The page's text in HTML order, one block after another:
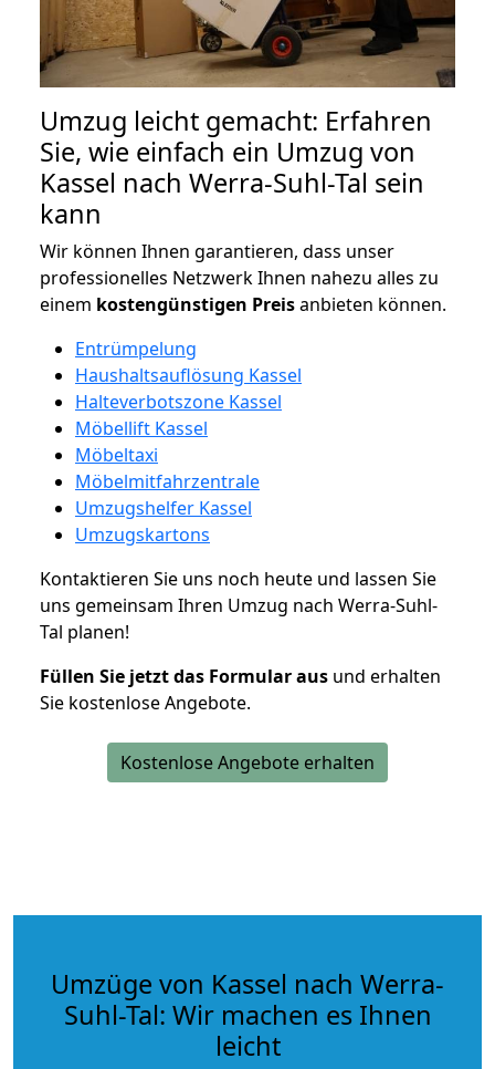
Umzug leicht gemacht: Erfahren
Sie, wie einfach ein Umzug von
Kassel nach Werra-Suhl-Tal sein
kann
Wir können Ihnen garantieren, dass unser
professionelles Netzwerk Ihnen nahezu alles zu
einem kostengünstigen Preisanbieten können.
Entrümpelung
Haushaltsauflösung Kassel
Halteverbotszone Kassel
Möbellift Kassel
Möbeltaxi
Möbelmitfahrzentrale
Umzugshelfer Kassel
Umzugskartons
Kontaktieren Sie uns noch heute und lassen Sie
uns gemeinsam Ihren Umzug nach Werra-Suhl-
Tal planen!
Füllen Sie jetzt das Formular aus und erhalten
Sie kostenlose Angebote.
Kostenlose Angebote erhalten
Umzüge von Kassel nach Werra-
Suhl-Tal: Wir machen es Ihnen
leicht